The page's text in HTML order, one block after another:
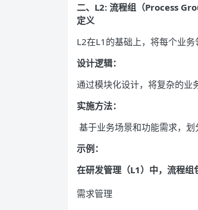
二、L2: 流程组（Process
定义
L2在L1的基础上，将每个业
设计逻辑：
通过模块化设计，将复杂的业
实施方法：
基于业务场景和功能需求，划
示例：
在研发管理（L1）中，流程组
需求管理